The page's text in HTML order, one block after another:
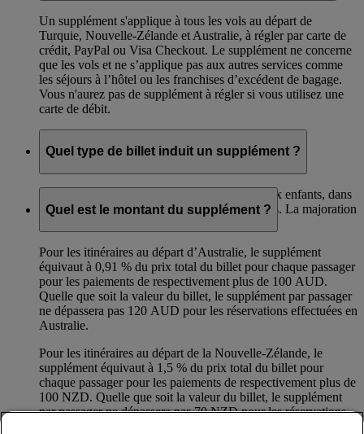
Un supplément s'applique à tous les vols au départ de
Turquie, Nouvelle-Zélande et Australie, à régler par carte de
crédit, PayPal ou Visa Checkout. Le supplément ne concerne
que les vols et ne s’applique pas aux autres services comme
les séjours à l’hôtel ou les franchises d’excédent de bagage.
Vous n'aurez pas de supplément à régler si vous utilisez une
carte de débit.
Quel type de billet induit un supplément ?
Le supplément est applicable aux adultes et aux enfants, dans
toutes les classes et pour tous les types de tarifs. La majoration
Quel est le montant du supplément ?
Pour les itinéraires au départ d’Australie, le supplément
équivaut à 0,91 % du prix total du billet pour chaque passager
pour les paiements de respectivement plus de 100 AUD.
Quelle que soit la valeur du billet, le supplément par passager
ne dépassera pas 120 AUD pour les réservations effectuées en
Australie.
Pour les itinéraires au départ de la Nouvelle-Zélande, le
supplément équivaut à 1,5 % du prix total du billet pour
chaque passager pour les paiements de respectivement plus de
100 NZD. Quelle que soit la valeur du billet, le supplément
par passager ne dépassera pas 70 NZD pour les réservations